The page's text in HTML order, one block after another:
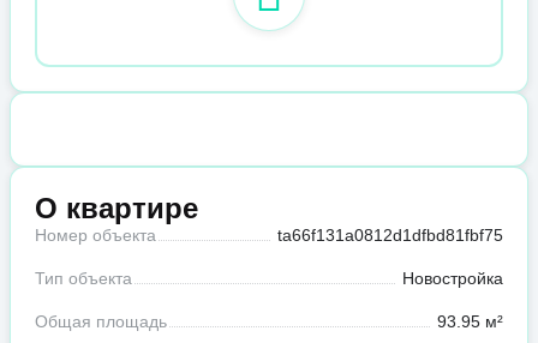
О квартире
Номер объекта ta66f131a0812d1dfbd81fbf75
Тип объекта Новостройка
Общая площадь 93.95 м²